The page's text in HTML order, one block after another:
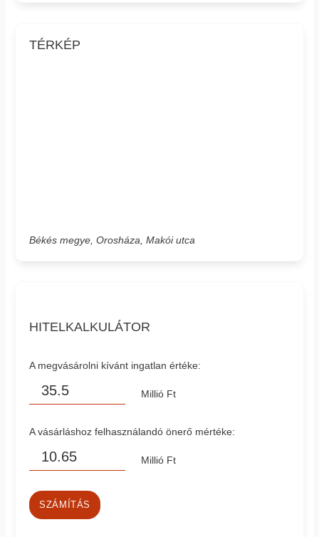
TÉRKÉP
Békés megye, Orosháza, Makói utca
HITELKALKULÁTOR
A megvásárolni kívánt ingatlan értéke:
Millió Ft
A vásárláshoz felhasználandó önerő mértéke:
Millió Ft
SZÁMÍTÁS